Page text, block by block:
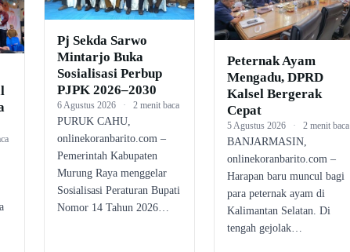
Pj Sekda Sarwo
Mintarjo Buka
Sosialisasi Perbup
PJPK 2026–2030
6 Agustus 2026 · 2 menit baca
PURUK CAHU,
onlinekoranbarito.com –
Pemerintah Kabupaten
Murung Raya menggelar
Sosialisasi Peraturan Bupati
Nomor 14 Tahun 2026…
Peternak Ayam
Mengadu, DPRD
Kalsel Bergerak
Cepat
5 Agustus 2026 · 2 menit baca
BANJARMASIN,
onlinekoranbarito.com –
Harapan baru muncul bagi
para peternak ayam di
Kalimantan Selatan. Di
tengah gejolak…